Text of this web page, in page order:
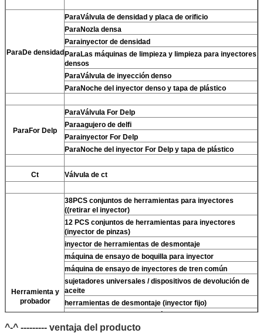
ParaDe densidad
ParaVálvula de densidad y placa de orificio
ParaNozla densa
Parainyector de densidad
ParaLas máquinas de limpieza y limpieza para inyectores
densos
ParaVálvula de inyección denso
ParaNoche del inyector denso y tapa de plástico
ParaFor Delp
ParaVálvula For Delp
Paraagujero de delfi
Parainyector For Delp
ParaNoche del inyector For Delp y tapa de plástico
Ct Válvula de ct
Herramienta y
probador
38PCS conjuntos de herramientas para inyectores
((retirar el inyector)
12 PCS conjuntos de herramientas para inyectores
(inyector de pinzas)
inyector de herramientas de desmontaje
máquina de ensayo de boquilla para inyector
máquina de ensayo de inyectores de tren común
sujetadores universales / dispositivos de devolución de
aceite
herramientas de desmontaje (inyector fijo)
ParaLas llaves de tres mandíbulas densas
(quitar)ParaVálvula de densidad)
^-^ --------- ventaja del producto